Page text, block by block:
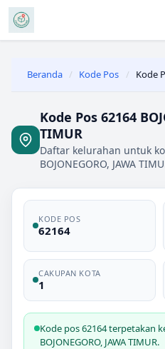
Beranda / Kode Pos / Kode
Kode Pos 62164
TIMUR
Daftar kelurahan untuk
BOJONEGORO, JAWA
KODE POS
62164
CAKUPAN KOTA
1
Kode pos 62164 terpetakan
BOJONEGORO, JAWA TIMUR.